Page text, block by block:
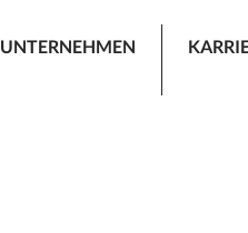
UNTERNEHMEN